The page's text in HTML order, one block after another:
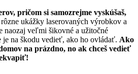
pričom si samozrejme vyskúšaš,
ukážky laserovaných výrobkov a
naozaj veľmi šikovné a užitočné
je na škodu vedieť, ako ho ovládať. Ako
na prázdno, no ak chceš vedieť